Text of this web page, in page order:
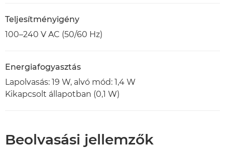
Teljesítményigény
100–240 V AC (50/60 Hz)
Energiafogyasztás
Lapolvasás: 19 W, alvó mód: 1,4 W
Kikapcsolt állapotban (0,1 W)
Beolvasási jellemzők